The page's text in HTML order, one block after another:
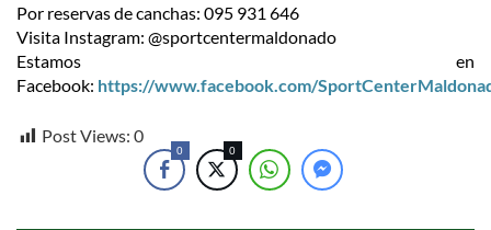
Por reservas de canchas: 095 931 646
Visita Instagram: @sportcentermaldonado
Estamos en
Facebook: https://www.facebook.com/
Post Views: 0
0 0